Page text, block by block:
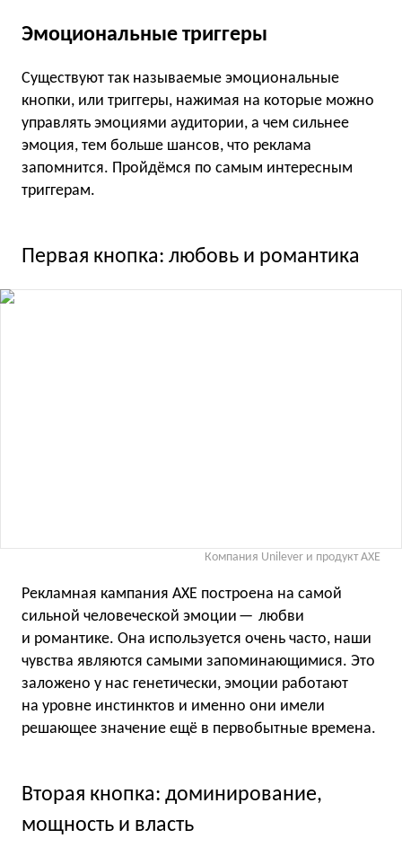
Эмоциональные триггеры
Существуют так называемые эмоциональные
кнопки, или триггеры, нажимая на которые можно
управлять эмоциями аудитории, а чем сильнее
эмоция, тем больше шансов, что реклама
запомнится. Пройдёмся по самым интересным
триггерам.
Первая кнопка: любовь и романтика
Компания Unilever и продукт AXE
Рекламная кампания AXE построена на самой
сильной человеческой эмоции — любви
и романтике. Она используется очень часто, наши
чувства являются самыми запоминающимися. Это
заложено у нас генетически, эмоции работают
на уровне инстинктов и именно они имели
решающее значение ещё в первобытные времена.
Вторая кнопка: доминирование,
мощность и власть